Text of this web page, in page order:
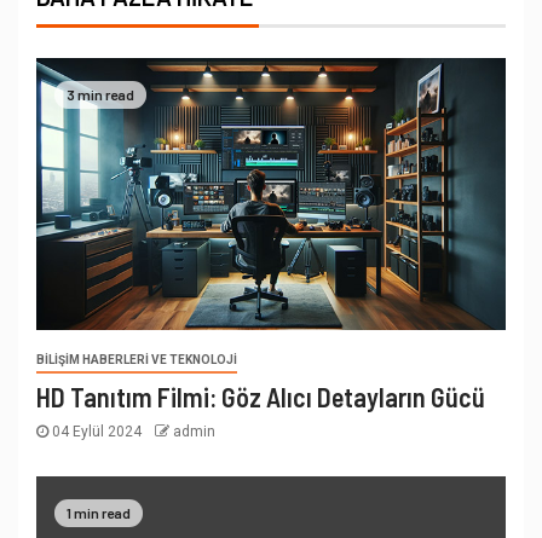
3 min read
BILIŞIM HABERLERI VE TEKNOLOJI
HD Tanıtım Filmi: Göz Alıcı Detayların Gücü
04 Eylül 2024 admin
1 min read